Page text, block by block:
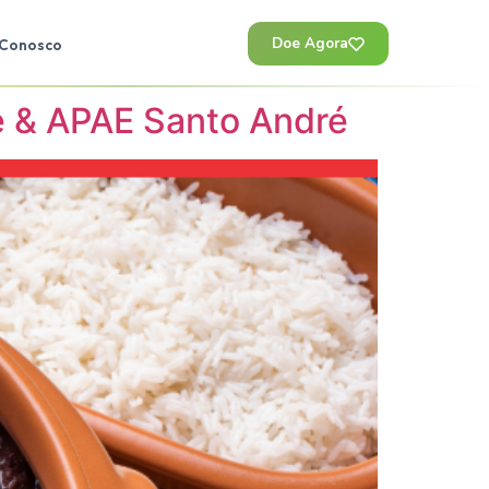
Doe Agora
APAE Santo André